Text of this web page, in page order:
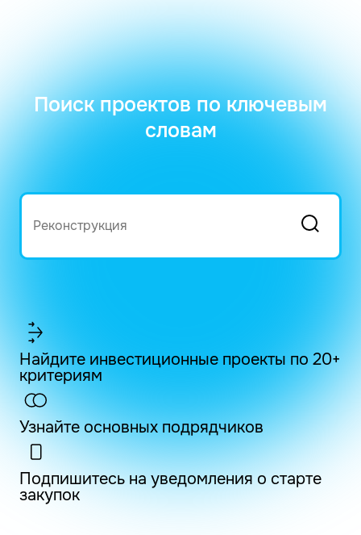
Поиск проектов по ключевым
словам
Найдите инвестиционные проекты по 20+
критериям
Узнайте основных подрядчиков
Подпишитесь на уведомления о старте
закупок